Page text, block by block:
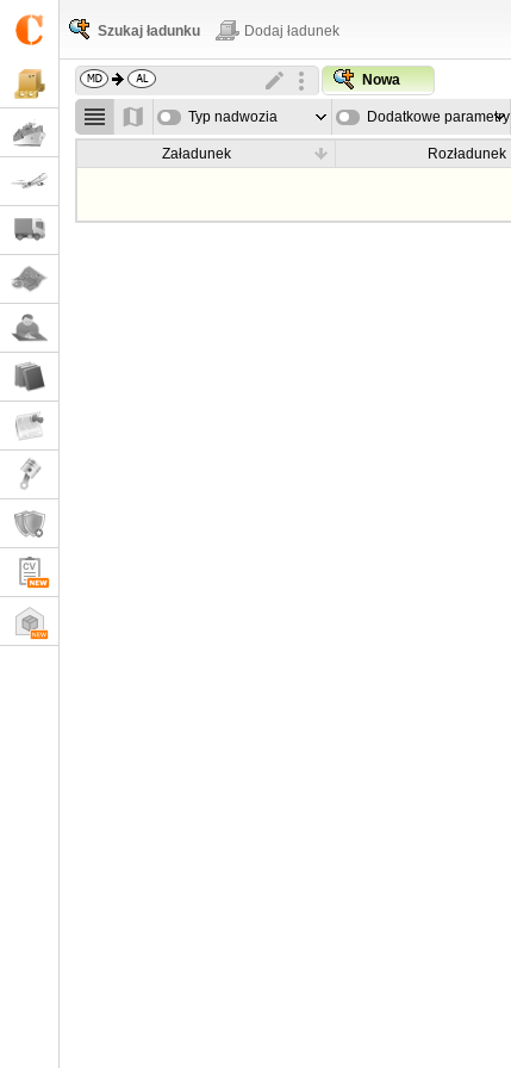
Szukaj ładunku Dodaj ładunek
Nowa
Typ nadwozia Dodatkowe parametry
Załadunek Rozładunek